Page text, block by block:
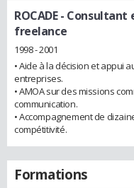
ROCADE- Consultant
freelance
1998 - 2001
• Aide à la décision et appui
entreprises.
• AMOA sur des missions
communication.
• Accompagnement de
compétitivité.
Formations